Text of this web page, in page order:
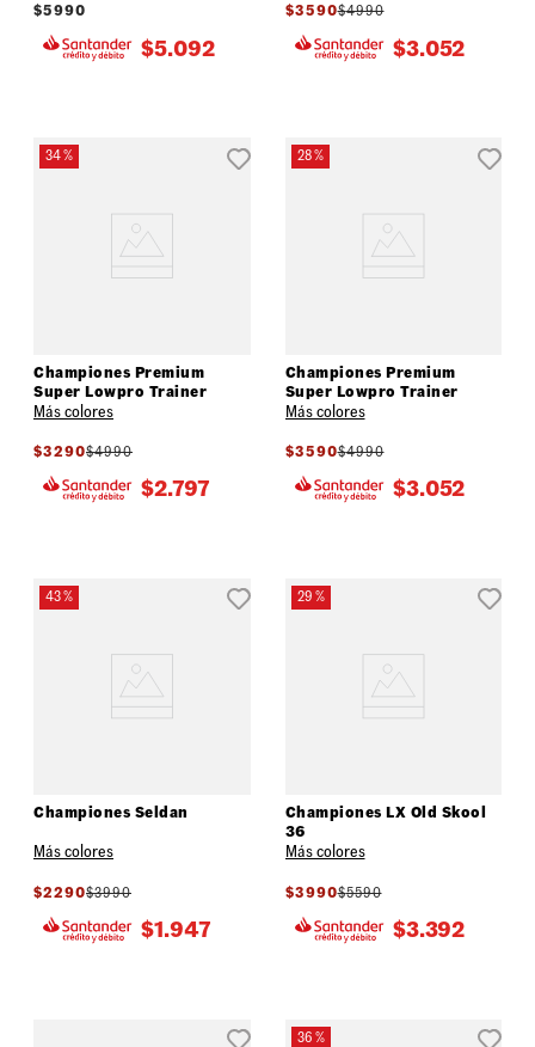
$5990
$5.092
$3590$4990
$3.052
34 %
Championes Premium
Super Lowpro Trainer
Más colores
$3290$4990
$2.797
28 %
Championes Premium
Super Lowpro Trainer
Más colores
$3590$4990
$3.052
43 %
Championes Seldan
Más colores
$2290$3990
$1.947
29 %
Championes LX Old Skool
36
Más colores
$3990$5590
$3.392
36 %